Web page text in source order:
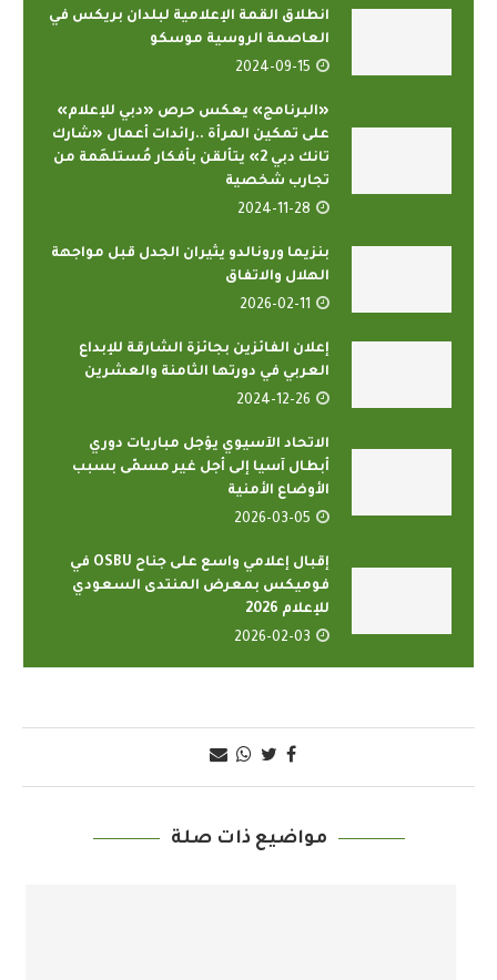
انطلاق القمة الإعلامية لبلدان بريكس في
العاصمة الروسية موسكو
2024-09-15
«البرنامج» يعكس حرص «دبي للإعلام»
على تمكين المرأة ..رائدات أعمال «شارك
تانك دبي 2» يتألقن بأفكار مُستلهَمة من
تجارب شخصية
2024-11-28
بنزيما ورونالدو يثيران الجدل قبل مواجهة
الهلال والاتفاق
2026-02-11
إعلان الفائزين بجائزة الشارقة للإبداع
العربي في دورتها الثامنة والعشرين
2024-12-26
الاتحاد الآسيوي يؤجل مباريات دوري
أبطال آسيا إلى أجل غير مسمّى بسبب
الأوضاع الأمنية
2026-03-05
إقبال إعلامي واسع على جناح OSBU في
فوميكس بمعرض المنتدى السعودي
للإعلام 2026
2026-02-03
مواضيع ذات صلة